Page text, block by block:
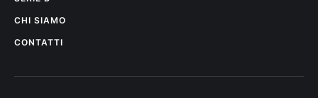
CHI SIAMO
CONTATTI